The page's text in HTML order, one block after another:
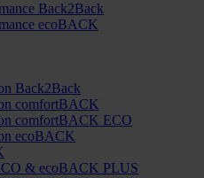
Back2Back
ecoBACK
Back2Back
comfortBACK
comfortBACK ECO
ecoBACK
& ecoBACK PLUS